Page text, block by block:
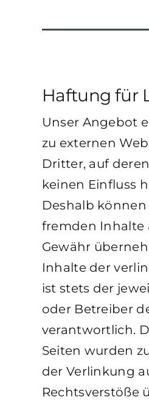
Haftung für
Unser Angebot
zu externen
Dritter, auf
keinen Einfluss
Deshalb
fremden Inhalte
Gewähr
Inhalte der
ist stets der
oder Betreiber
verantwortlich.
Seiten wurden
der Verlinkung
Rechtsverstöße